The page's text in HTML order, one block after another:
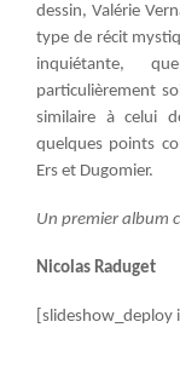
dessin, Valérie
type de récit
inquiétante,
particulièrement
similaire à celui
quelques points
Ers et Dugomier.
Un premier album
Nicolas Raduget
[slideshow_deploy